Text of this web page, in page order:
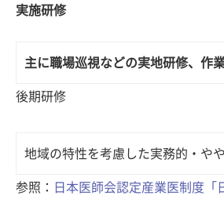
実施研修
主に職場巡視などの実地研修、作
後期研修
地域の特性を考慮した実務的・や
参照：
日本医師会認定産業医制度「